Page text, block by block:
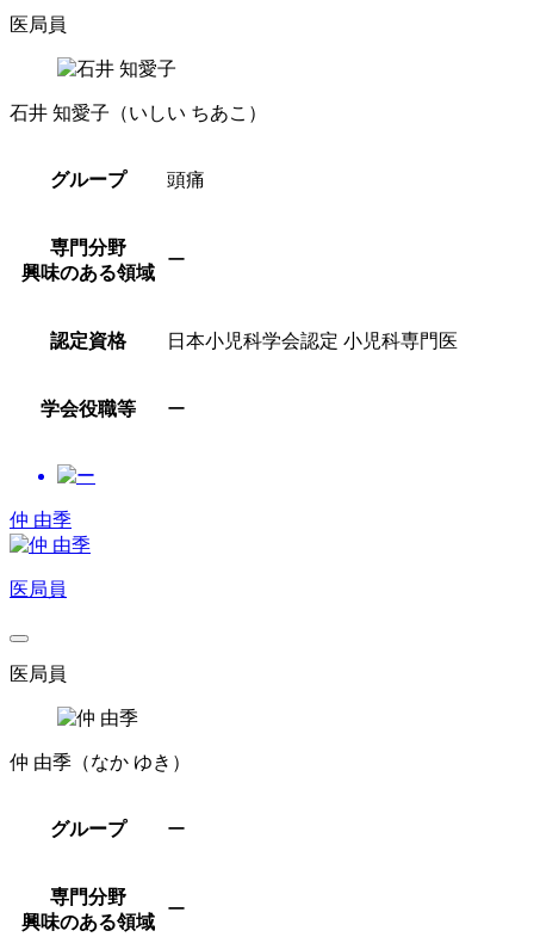
医局員
石井 知愛子 （いしい ちあこ）
グループ 頭痛
専門分野
興味のある領域
ー
認定資格 日本小児科学会認定 小児科専門医
学会役職等 ー
仲 由季
医局員
医局員
仲 由季 （なか ゆき）
グループ ー
専門分野
興味のある領域
ー